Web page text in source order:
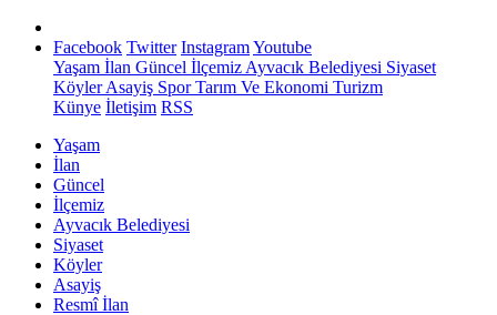
Facebook Twitter InstagramYoutube
Yaşam İlan Güncel İlçemiz Ayvacık Belediyesi Siyaset
KöylerAsayiş SporTarım Ve Ekonomi Turizm
Künye İletişim RSS
Yaşam
İlan
Güncel
İlçemiz
Ayvacık Belediyesi
Siyaset
Köyler
Asayiş
Resmî İlan